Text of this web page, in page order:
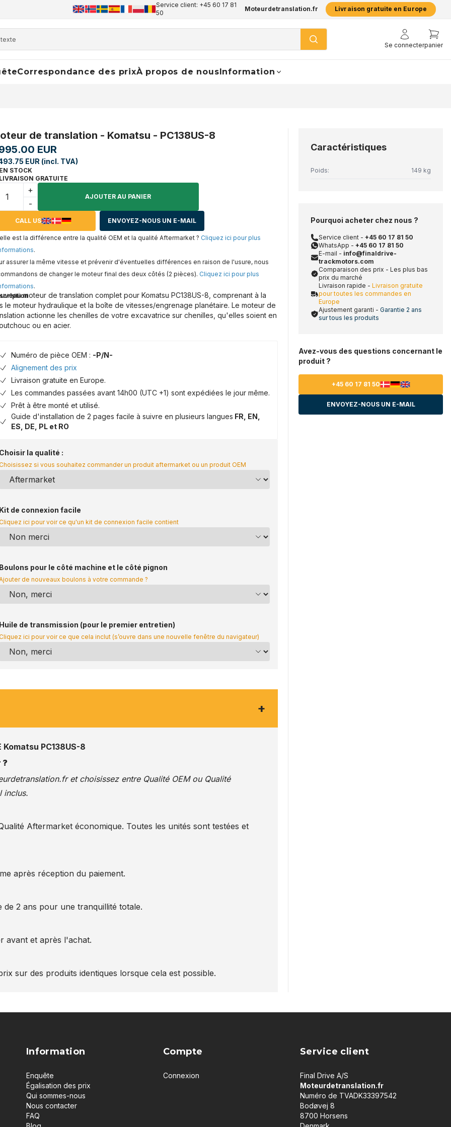
Service client: +45 60 17 81
50
Moteurdetranslation.fr Livraison gratuite en Europe
Se connecterpanier
Correspondance des prixÀ propos de nousInformation
de translation - Komatsu - PC138US-8
EUR
EUR (incl. TVA)
EN STOCK
LIVRAISON GRATUITE
+
-
AJOUTER AU PANIER
CALL US ENVOYEZ-NOUS UN E-MAIL
est la différence entre la qualité OEM et la qualité Aftermarket ? Cliquez ici pour plus
.
assurer la même vitesse et prévenir d'éventuelles différences en raison de l'usure, nous
de changer le moteur final des deux côtés (2 pièces). Cliquez ici pour plus
.
moteur de translation complet pour Komatsu PC138US-8, comprenant à la
le moteur hydraulique et la boîte de vitesses/engrenage planétaire. Le moteur de
actionne les chenilles de votre excavatrice sur chenilles, qu'elles soient en
ou en acier.
Numéro de pièce OEM : -P/N-
Alignement des prix
Livraison gratuite en Europe.
Les commandes passées avant 14h00 (UTC +1) sont expédiées le jour même.
Prêt à être monté et utilisé.
Guide d'installation de 2 pages facile à suivre en plusieurs langues FR, EN,
ES, DE, PL et RO
Choisir la qualité :
si vous souhaitez commander un produit aftermarket ou un produit OEM
Kit de connexion facile
ici pour voir ce qu'un kit de connexion facile contient
Boulons pour le côté machine et le côté pignon
de nouveaux boulons à votre commande ?
Huile de transmission (pour le premier entretien)
ici pour voir ce que cela inclut (s’ouvre dans une nouvelle fenêtre du navigateur)
+
Komatsu PC138US-8
?
et choisissez entre Qualité OEM ou Qualité
inclus.
Aftermarket économique. Toutes les unités sont testées et
après réception du paiement.
2 ans pour une tranquillité totale.
avant et après l'achat.
sur des produits identiques lorsque cela est possible.
Caractéristiques
Poids: 149 kg
Pourquoi acheter chez nous ?
Service client - +45 60 17 81 50
WhatsApp - +45 60 17 81 50
E-mail - info@finaldrive-
trackmotors.com
Comparaison des prix - Les plus bas
prix du marché
Livraison rapide - Livraison gratuite
pour toutes les commandes en
Europe
Ajustement garanti - Garantie 2 ans
sur tous les produits
Avez-vous des questions concernant le
produit ?
+45 60 17 81 50
ENVOYEZ-NOUS UN E-MAIL
Information
Enquête
Égalisation des prix
Qui sommes-nous
Nous contacter
FAQ
Compte
Connexion
Service client
Final Drive A/S
Moteurdetranslation.fr
Numéro de TVADK33397542
Bodøvej 8
8700 Horsens